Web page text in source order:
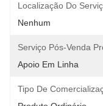
Localização Do
Nenhum
Serviço Pós-Venda
Apoio Em Linha
Tipo De